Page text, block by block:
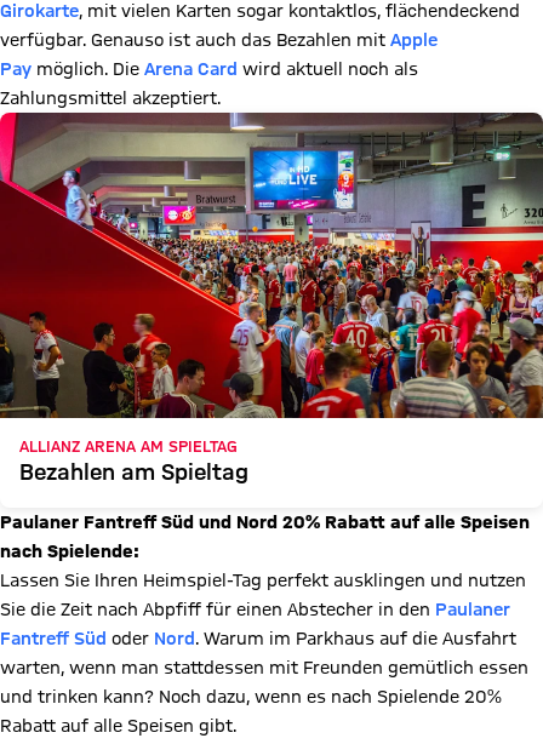
Girokarte, mit vielen Karten sogar kontaktlos, flächendeckend
verfügbar. Genauso ist auch das Bezahlen mit Apple
Pay möglich. Die Arena Card wird aktuell noch als
Zahlungsmittel akzeptiert.
ALLIANZ ARENA AM SPIELTAG
Bezahlen am Spieltag
Paulaner Fantreff Süd und Nord 20% Rabatt auf alle Speisen
nach Spielende:
Lassen Sie Ihren Heimspiel-Tag perfekt ausklingen und nutzen
Sie die Zeit nach Abpfiff für einen Abstecher in den Paulaner
Fantreff Süd oder Nord . Warum im Parkhaus auf die Ausfahrt
warten, wenn man stattdessen mit Freunden gemütlich essen
und trinken kann? Noch dazu, wenn es nach Spielende 20%
Rabatt auf alle Speisen gibt.